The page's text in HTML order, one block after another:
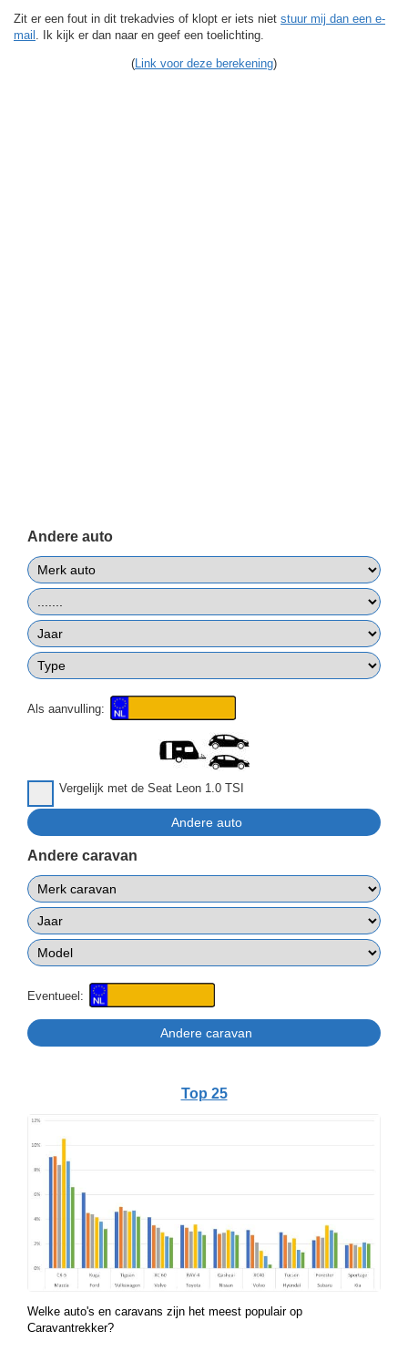
Zit er een fout in dit trekadvies of klopt er iets niet stuur mij dan een e-
mail
. Ik kijk er dan naar en geef een toelichting.
( Link voor deze berekening)
Andere auto
Als aanvulling:
Vergelijk met de Seat Leon 1.0 TSI
Andere caravan
Eventueel:
Top 25
Welke auto's en caravans zijn het meest populair op
Caravantrekker?